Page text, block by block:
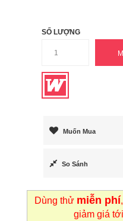
SỐ LƯỢNG
Muốn Mua
So Sánh
Dùng thử miễn phí
giảm giá tới